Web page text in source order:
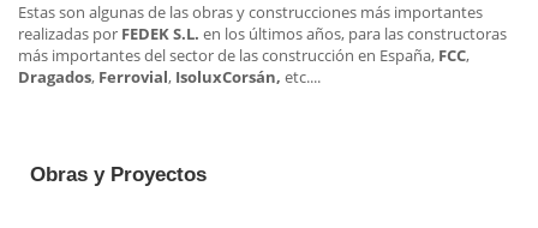
Estas son algunas de las obras y construcciones más importantes
realizadas por FEDEK S.L. en los últimos años, para las constructoras
más importantes del sector de las construcción en España, FCC,
Dragados, Ferrovial, IsoluxCorsán, etc....
Obras y Proyectos